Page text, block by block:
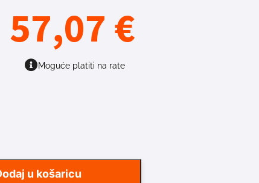
57,07€
Moguće platiti na rate
u košaricu